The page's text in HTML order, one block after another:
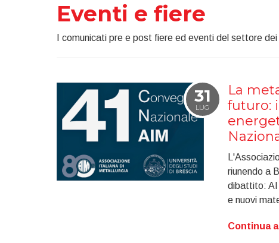
Eventi e fiere
I comunicati pre e post fiere ed eventi del settore
31
LUG
La
futuro:
riunendo a
dibattito: AI
e nuovi
Continua